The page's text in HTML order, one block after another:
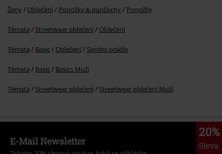
Ženy Oblečení Ponožky & punčochy Ponožky
Témata Streetwear oblečení Oblečení
Témata Basic Oblečení Spodní prádlo
Témata Basic Basics Muži
Témata Streetwear oblečení Streetwear oblečení Muži
20%
Sleva
E-Mail Newsletter